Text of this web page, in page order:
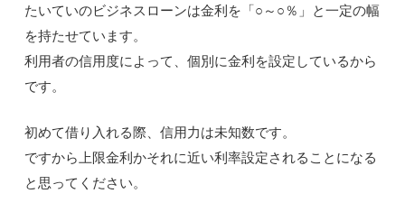
たいていのビジネスローンは金利を「○～○％」と一定の幅
を持たせています。
利用者の信用度によって、個別に金利を設定しているから
です。
初めて借り入れる際、信用力は未知数です。
ですから上限金利かそれに近い利率設定されることになる
と思ってください。